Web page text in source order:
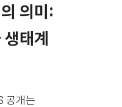
의미:
태계
공개는